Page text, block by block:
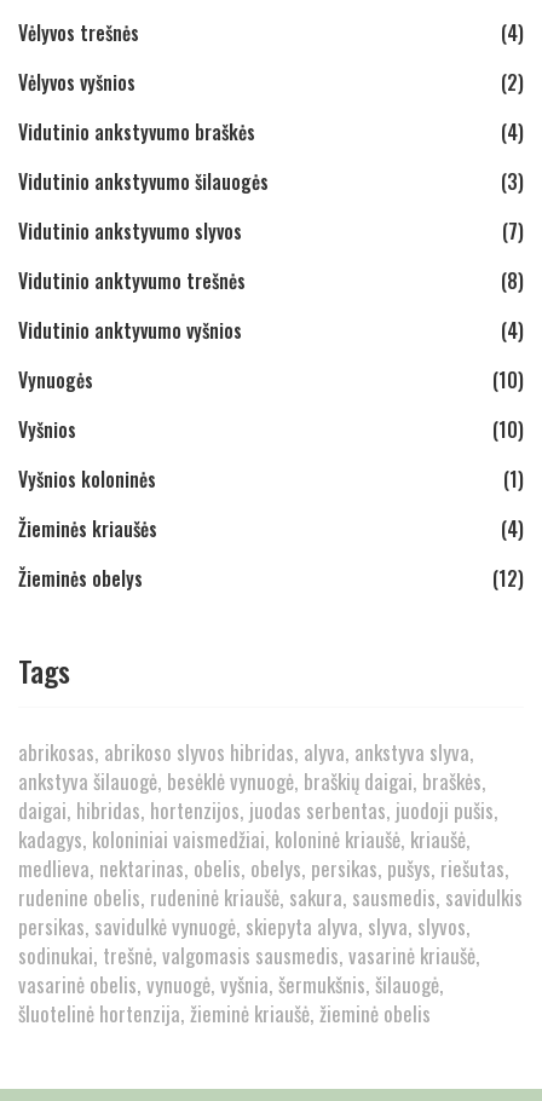
Vėlyvos trešnės
(4)
Vėlyvos vyšnios
(2)
Vidutinio ankstyvumo braškės
(4)
Vidutinio ankstyvumo šilauogės
(3)
Vidutinio ankstyvumo slyvos
(7)
Vidutinio anktyvumo trešnės
(8)
Vidutinio anktyvumo vyšnios
(4)
Vynuogės
(10)
Vyšnios
(10)
Vyšnios koloninės
(1)
Žieminės kriaušės
(4)
Žieminės obelys
(12)
Tags
abrikosas abrikoso slyvos hibridas alyva ankstyva slyva
ankstyva šilauogė besėklė vynuogė braškių daigai braškės
daigai hibridas hortenzijos juodas serbentas juodoji pušis
kadagys koloniniai vaismedžiai koloninė kriaušė kriaušė
medlieva nektarinas obelis obelys persikas pušys riešutas
rudenine obelis rudeninė kriaušė sakura sausmedis savidulkis
persikas savidulkė vynuogė skiepyta alyva slyva slyvos
sodinukai trešnė valgomasis sausmedis vasarinė kriaušė
vasarinė obelis vynuogė vyšnia šermukšnis šilauogė
šluotelinė hortenzija žieminė kriaušė žieminė obelis